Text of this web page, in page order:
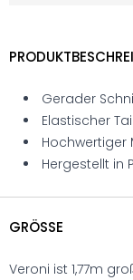
Gerader
Elastischer
Hochwertiger
Hergestellt in
GRÖSSE
Veroni ist 1,77m